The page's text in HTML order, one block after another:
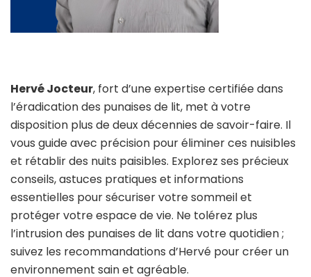
Hervé Jocteur, fort d’une expertise certifiée dans
l’éradication des punaises de lit, met à votre
disposition plus de deux décennies de savoir-faire. Il
vous guide avec précision pour éliminer ces nuisibles
et rétablir des nuits paisibles. Explorez ses précieux
conseils, astuces pratiques et informations
essentielles pour sécuriser votre sommeil et
protéger votre espace de vie. Ne tolérez plus
l’intrusion des punaises de lit dans votre quotidien ;
suivez les recommandations d’Hervé pour créer un
environnement sain et agréable.